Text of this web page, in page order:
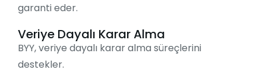
garanti eder.
Veriye Dayalı Karar Alma
BYY, veriye dayalı karar alma süreçlerini
destekler.